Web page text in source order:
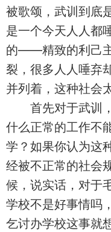
被歌颂，武训到底
是一个今天人人都
的——精致的利己
裂，很多人人唾弃
并列着，这种社会
首先对于武训，
什么正常的工作不
学？如果你认为这
经被不正常的社会
候，说实话，对于
学校不是好事情吗
乞讨办学校这事就